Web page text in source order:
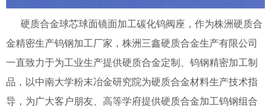
硬质合金球芯球面镜面加工碳化钨阀座，作为株洲硬质合
金精密生产钨钢加工厂家，株洲三鑫硬质合金生产有限公司
一直致力于为工业生产提供硬质合金定制、钨钢精密加工制
品，以中南大学粉末冶金研究院为硬质合金材料生产技术指
导，为广大客户朋友、高等学府提供硬质合金加工钨钢组合